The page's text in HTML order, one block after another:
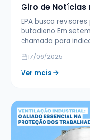
Giro de Notícias
EPA busca
butadieno Em
chamada para
17/06/2025
Ver mais